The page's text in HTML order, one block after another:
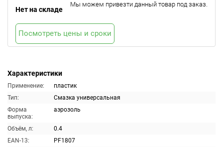
Характеристики
Применение:
пластик
Тип:
Смазка универсальная
Форма
выпуска:
аэрозоль
Объём, л:
0.4
EAN-13:
PF1807
Нет на складе
Мы можем привезти данный товар под заказ.
Посмотреть цены и сроки